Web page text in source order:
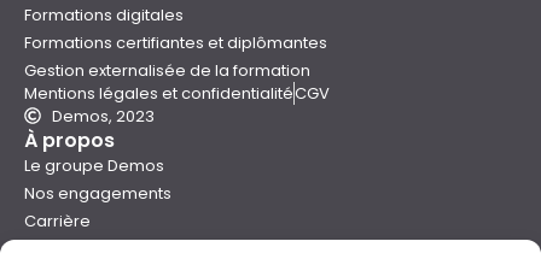
Formations digitales
Formations certifiantes et diplômantes
Gestion externalisée de la formation
Mentions légales et confidentialitéCGV
Demos, 2023
À propos
Le groupe Demos
Nos engagements
Carrière